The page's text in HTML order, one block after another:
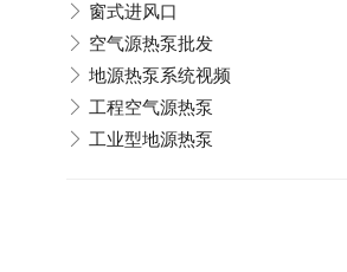
窗式进风口
空气源热泵批发
地源热泵系统视频
工程空气源热泵
工业型地源热泵